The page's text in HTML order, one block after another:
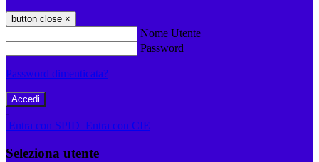
button close ×
Nome Utente
Password
Password dimenticata?
-
Entra con SPID Entra con CIE
Seleziona utente